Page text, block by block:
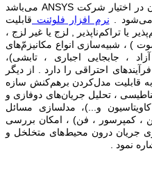
در اختیار شرکت ANSYS می‌باشد
می‌شود . نرم افزار فلوئنت قابلیت
یا تراکم‌ناپذیر , لزج یا غیر لزج ،
) ، شبیه‌سازی انواع مکانیز‌م‌ّهای
، جابجایی اجباری ، تابشی)،
احتراقی را دارد . از دیگر
قابلیت مدل‌کردن برهم‌کنش سازه
، تحلیل جریان‌های دوفازی و
و...)، مدلسازی مسائل
، کمپرسور ، فن) ، امکان بررسی
جریان درون محیط‌های متخلخل و
نمود .